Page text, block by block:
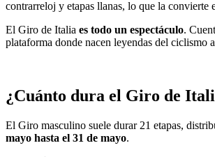
contrarreloj y etapas llanas, lo que la convierte
El Giro de Italia es todo un espectáculo.
plataforma donde nacen leyendas del ciclismo
¿Cuánto dura el Giro de
El Giro masculino suele durar 21 etapas,
mayo hasta el 31 de mayo.